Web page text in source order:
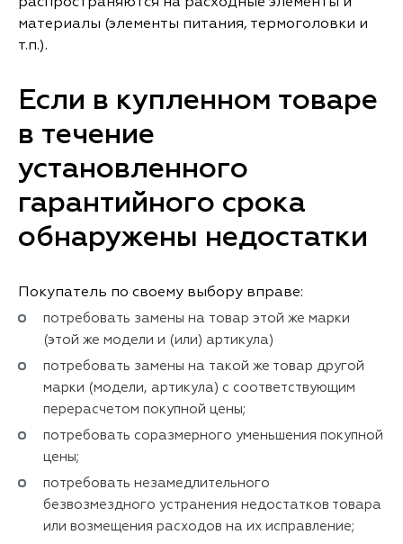
материалы (элементы питания, термоголовки и
т.п.).
Если в купленном товаре
в течение
установленного
гарантийного срока
обнаружены недостатки
Покупатель по своему выбору вправе:
потребовать замены на товар этой же марки
(этой же модели и (или) артикула)
потребовать замены на такой же товар другой
марки (модели, артикула) с соответствующим
перерасчетом покупной цены;
потребовать соразмерного уменьшения покупной
цены;
потребовать незамедлительного
безвозмездного устранения недостатков товара
или возмещения расходов на их исправление;